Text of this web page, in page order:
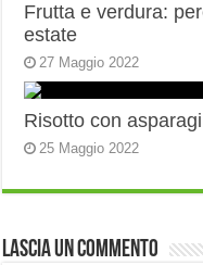
Frutta e verdura:
estate
27 Maggio 2022
Risotto con
25 Maggio 2022
Lascia un commento